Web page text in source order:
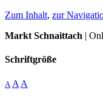
Zum Inhalt, zur
Markt Schnaittach |
Schriftgröße
A A A